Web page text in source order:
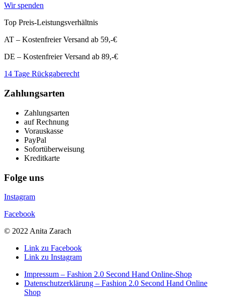
Wir spenden
Top Preis-Leistungsverhältnis
AT – Kostenfreier Versand ab 59,-€
DE – Kostenfreier Versand ab 89,-€
14 Tage Rückgaberecht
Zahlungsarten
Zahlungsarten
auf Rechnung
Vorauskasse
PayPal
Sofortüberweisung
Kreditkarte
Folge uns
Instagram
Facebook
© 2022 Anita Zarach
Link zu Facebook
Link zu Instagram
Impressum – Fashion 2.0 Second Hand Online-Shop
Datenschutzerklärung – Fashion 2.0 Second Hand Online
Shop